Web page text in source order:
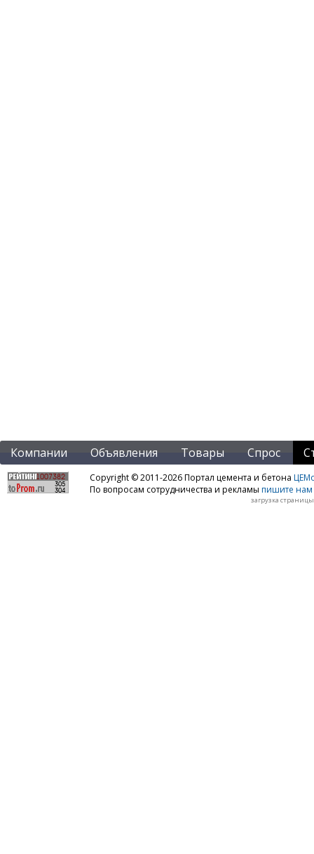
Компании Объявления Товары Спрос
Copyright © 2011-2026 Портал цемента и бетона
По вопросам сотрудничества и рекламы пишите нам
загрузка